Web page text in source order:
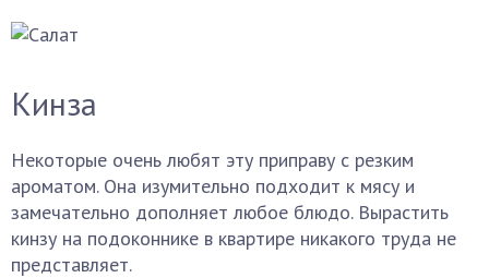
Кинза
Некоторые очень любят эту приправу с резким
ароматом. Она изумительно подходит к мясу и
замечательно дополняет любое блюдо. Вырастить
кинзу на подоконнике в квартире никакого труда не
представляет.